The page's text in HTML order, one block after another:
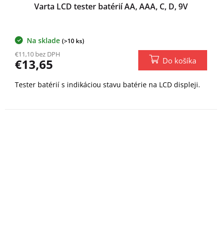
Varta LCD tester batérií AA, AAA, C, D, 9V
Na sklade (>10 ks)
€11,10 bez DPH
€13,65 Do košíka
Tester batérií s indikáciou stavu batérie na LCD displeji.